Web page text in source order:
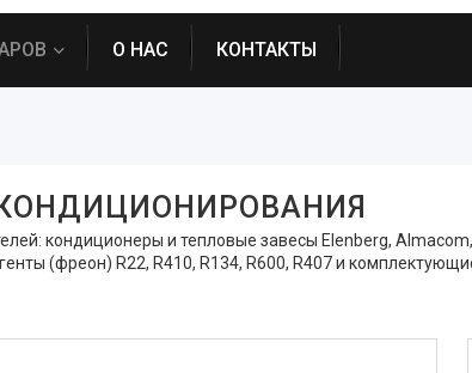
О НАС КОНТАКТЫ
кондиционеры и тепловые завесы Elenberg,
(фреон) R22, R410, R134, R600, R407 и